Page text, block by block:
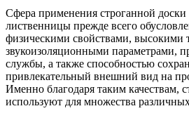
Сфера применения строганной доски
лиственницы прежде всего
физическими свойствами, высокими
звукоизоляционными параметрами,
службы, а также способностью
привлекательный внешний вид на
Именно благодаря таким качествам,
используют для множества